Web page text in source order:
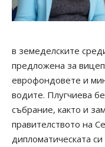
в земеделските
предложена за
еврофондовете и
водите. Плугчиева
събрание, както и
правителството на
дипломатическата